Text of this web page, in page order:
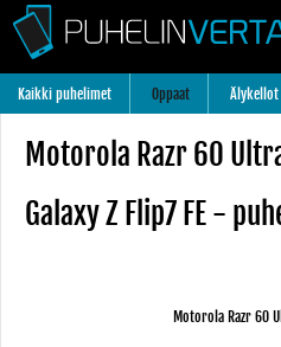
Kaikki puhelimet Oppaat Älykellot
Motorola Razr 60
Galaxy Z Flip7 FE -
Motorola Razr 60